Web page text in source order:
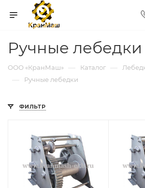
Ручные лебедки
ООО «КранМаш» — Каталог —
— Ручные лебедки
ФИЛЬТР